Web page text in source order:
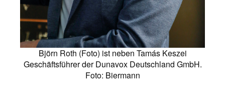
Björn Roth (Foto) ist neben Tamás Keszei
Geschäftsführer der Dunavox Deutschland GmbH.
Foto: Biermann